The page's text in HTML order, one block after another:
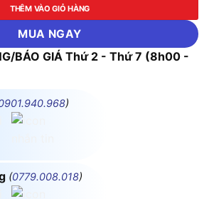
THÊM VÀO GIỎ HÀNG
MUA NGAY
BÁO GIÁ Thứ 2 - Thứ 7 (8h00 -
)
(0779.008.018)